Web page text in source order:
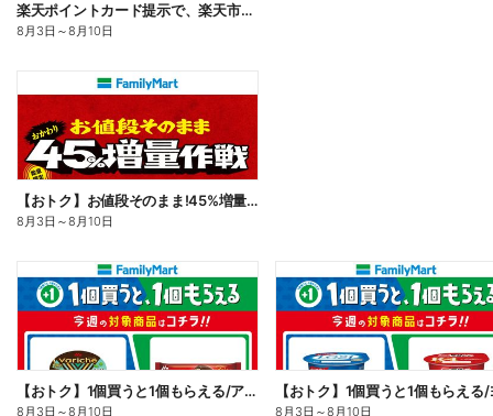
楽天ポイントカード提示で、楽天市場でのお買い物がおトクに!
8月3日 ～8月10日
【おトク】お値段そのまま!45%増量作戦!
8月3日 ～8月10日
【おトク】1個買うと1個もらえる/アイス
8月3日 ～8月10日 8月3日 ～8月10日